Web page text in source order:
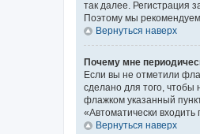
так далее. Регистрация
Поэтому мы
Вернуться наверх
Почему мне
Если вы не отметили
сделано для того, чтобы
флажком указанный
«Автоматически
Вернуться наверх